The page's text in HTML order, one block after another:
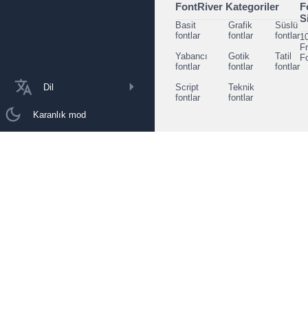
Dil
Karanlık mod
FontRiver Kategoriler
Basit
fontlar
Grafik
fontlar
Süslü
fontlar
Yabancı
fontlar
Gotik
fontlar
Tatil
fontlar
Script
fontlar
Teknik
fontlar